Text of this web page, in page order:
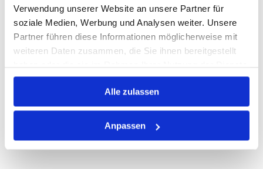
Verwendung unserer Website an unsere Partner für
soziale Medien, Werbung und Analysen weiter. Unsere
Partner führen diese Informationen möglicherweise mit
weiteren Daten zusammen, die Sie ihnen bereitgestellt
gesammelt haben.
Alle zulassen
Anpassen